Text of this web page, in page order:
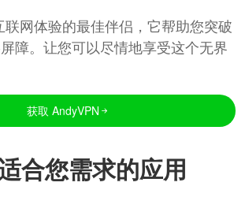
网体验的最佳伴侣，它帮助您突破
障。让您可以尽情地享受这个无界
获取 AndyVPN
合您需求的应用